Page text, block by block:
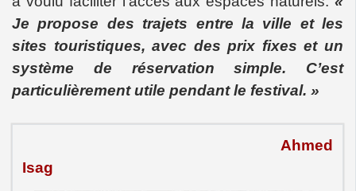
Je propose des trajets entre la ville et les
sites touristiques, avec des prix fixes et un
système de réservation simple. C’est
particulièrement utile pendant le festival. »
Ahmed
Isag